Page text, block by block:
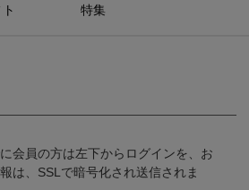
特集
会員の方は左下からログインを、お
は、SSLで暗号化され送信されま